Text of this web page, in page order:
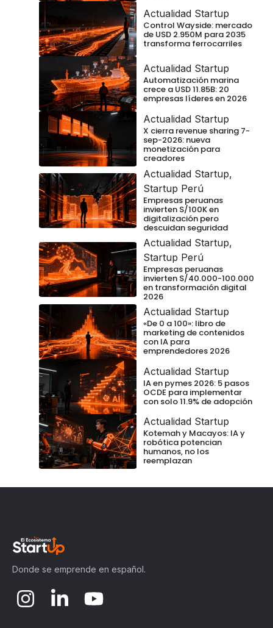
Actualidad Startup
Control Wayside: mercado
de USD 2.950M para 2035
transforma ferrocarriles
Actualidad Startup
Automatización marina
crece a USD 11.85B: 20
empresas líderes en 2026
Actualidad Startup
X cierra revenue sharing 7-
sep-2026: nueva
monetización para
creadores
Actualidad Startup,
Startup Perú
Empresas peruanas
invierten S/100K en
digitalización pero
descuidan seguridad
Actualidad Startup,
Startup Perú
Empresas peruanas
invierten S/40.000-100.000
en transformación digital
2026
Actualidad Startup
«De 0 a 100»: libro de
marketing de contenidos
con IA para
emprendedores 2026
Actualidad Startup
IA en pymes 2026: 5 pasos
OCDE para implementar
con solo 11.9% de adopción
Actualidad Startup
Kotemah y Macayos: IA y
robótica potencian
humanos, no los
reemplazan
Donde se emprende en español.